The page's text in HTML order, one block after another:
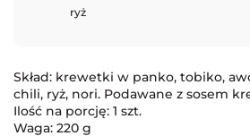
ryż
Skład: krewetki w panko, tobiko,
chili, ryż, nori. Podawane z sosem
Ilość na porcję: 1 szt.
Waga: 220 g